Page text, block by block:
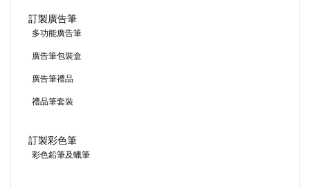
訂製廣告筆
多功能廣告筆
廣告筆包裝盒
廣告筆禮品
禮品筆套裝
訂製彩色筆
彩色鉛筆及蠟筆